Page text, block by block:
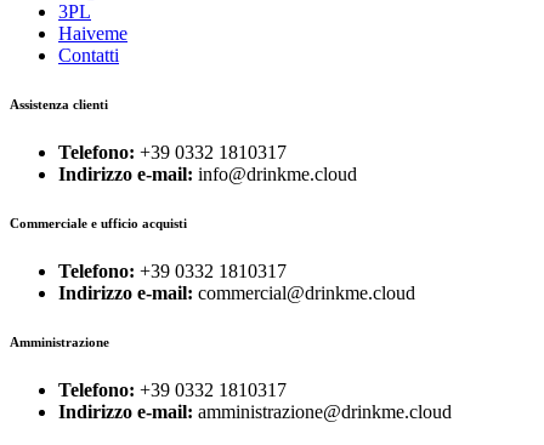
3PL
Haiveme
Contatti
Assistenza clienti
Telefono: +39 0332 1810317
Indirizzo e-mail: info@drinkme.cloud
Commerciale e ufficio acquisti
Telefono: +39 0332 1810317
Indirizzo e-mail: commercial@drinkme.cloud
Amministrazione
Telefono: +39 0332 1810317
Indirizzo e-mail: amministrazione@drinkme.cloud